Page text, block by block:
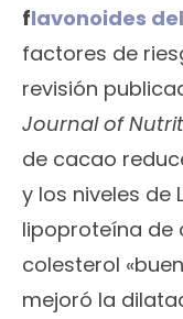
flavonoides
factores de
revisión
Journal of
de cacao
y los niveles de
lipoproteína de
colesterol
mejoró la